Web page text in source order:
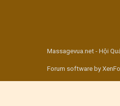
Massagevua.net - Hội
Forum software by